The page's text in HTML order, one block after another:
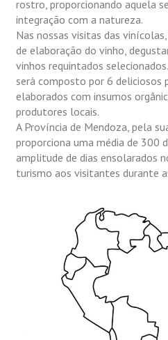
rostro, proporcionando aquela
integração com a natureza.
Nas nossas visitas das
de elaboração do vinho,
vinhos requintados
será composto por 6 deliciosos
elaborados com insumos
produtores locais.
A Província de Mendoza, pela
proporciona uma média de 300
amplitude de dias ensolarados
turismo aos visitantes durante